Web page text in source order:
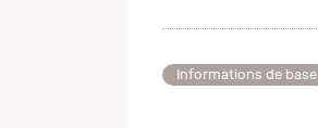
Informations de base